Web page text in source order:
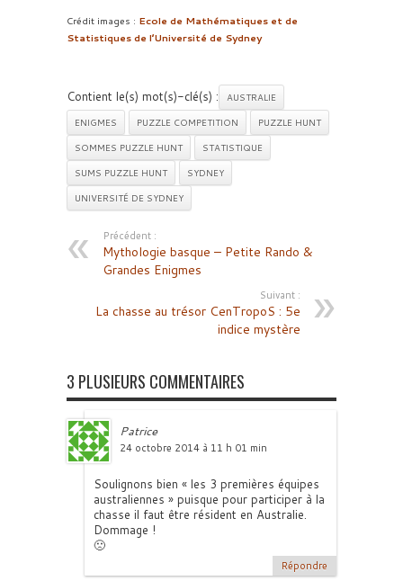
Crédit images : Ecole de Mathématiques et de
Statistiques de l’Université de Sydney
Contient le(s) mot(s)-clé(s) :
AUSTRALIE
ENIGMES
PUZZLE COMPETITION
PUZZLE HUNT
SOMMES PUZZLE HUNT
STATISTIQUE
SUMS PUZZLE HUNT
SYDNEY
UNIVERSITÉ DE SYDNEY
Précédent :
Mythologie basque – Petite Rando &
Grandes Enigmes
Suivant :
La chasse au trésor CenTropoS : 5e
indice mystère
3 PLUSIEURS COMMENTAIRES
Patrice
24 octobre 2014 à 11 h 01 min
Soulignons bien « les 3 premières équipes
australiennes » puisque pour participer à la
chasse il faut être résident en Australie.
Dommage !
🙁
Répondre